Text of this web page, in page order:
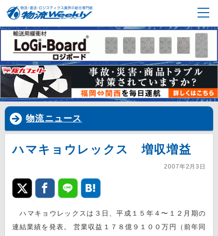
物流ニュース
ハマキョウレックス 増収増益
2007年2月3日
ハマキョウレックスは３日、平成１５年４〜１２月期の
連結業績を発表。 営業収益１７８億９１００万円（前年同